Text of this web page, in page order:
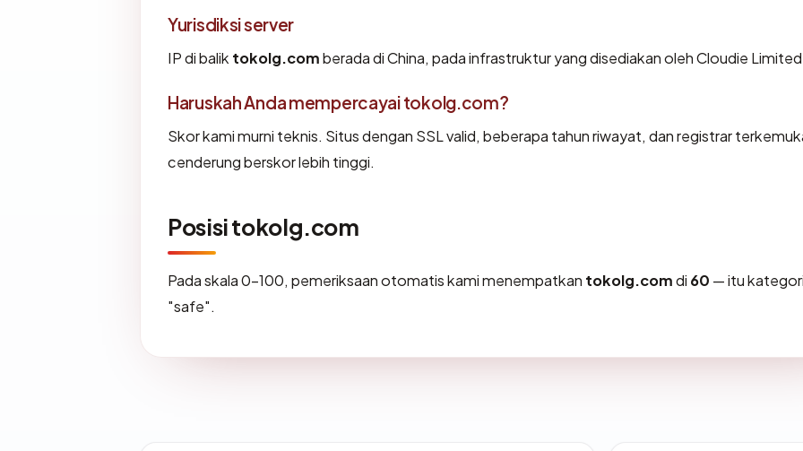
Yurisdiksi server
IP di balik tokolg.comberada di China, pada infrastruktur yang disediakan oleh Cloudie
Haruskah Anda mempercayai tokolg.com?
Skor kami murni teknis. Situs dengan SSL valid, beberapa tahun riwayat, dan registrar
cenderung berskor lebih tinggi.
Posisi tokolg.com
Pada skala 0-100, pemeriksaan otomatis kami menempatkan tokolg.comdi 60 — itu kategori
"safe".